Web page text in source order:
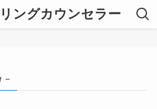
ングカウンセラー
–